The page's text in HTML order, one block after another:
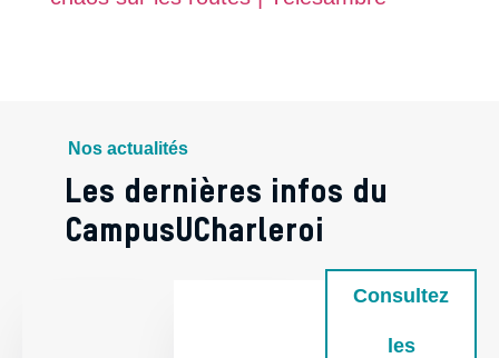
Nos actualités
Les dernières infos du
CampusUCharleroi
Consultez
les